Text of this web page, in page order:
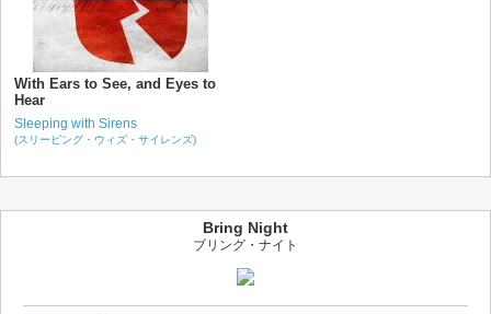
With Ears to See, and Eyes to
Hear
Sleeping with Sirens
(スリーピング・ウィズ・サイレンズ)
Bring Night
ブリング・ナイト